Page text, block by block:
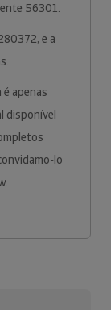
56301.
e a
é apenas
disponível
lo